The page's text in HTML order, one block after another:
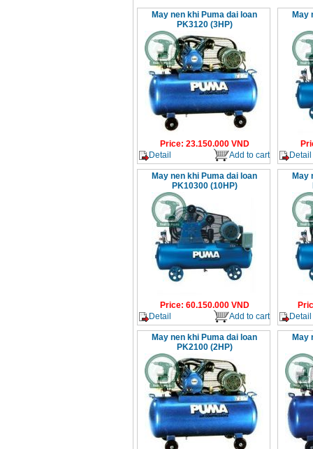
May nen khi Puma dai loan
PK3120 (3HP)
Price: 23.150.000VND
Detail
Add to cart
May
Detail
May nen khi Puma dai loan
PK10300 (10HP)
Price: 60.150.000VND
Detail
Add to cart
May
Detail
May nen khi Puma dai loan
PK2100 (2HP)
May